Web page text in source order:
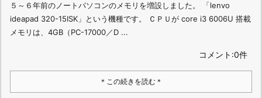
５～６年前のノートパソコンのメモリを増設しました。 「lenvo
ideapad 320-15ISK」という機種です。 ＣＰＵが core i3 6006U 搭載
メモリは、4GB（PC-17000／D ...
コメント:0件
＊この続きを読む＊